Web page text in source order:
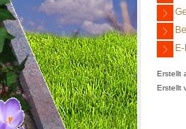
Erstellt
Erstellt